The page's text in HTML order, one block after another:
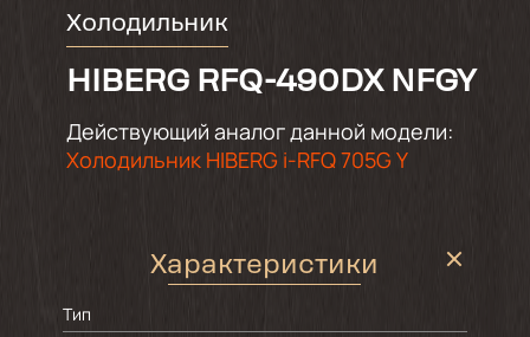
Холодильник
HIBERG RFQ-490DX NFGY
Действующий аналог данной модели:
Холодильник HIBERG i-RFQ 705G Y
Характеристики
Тип